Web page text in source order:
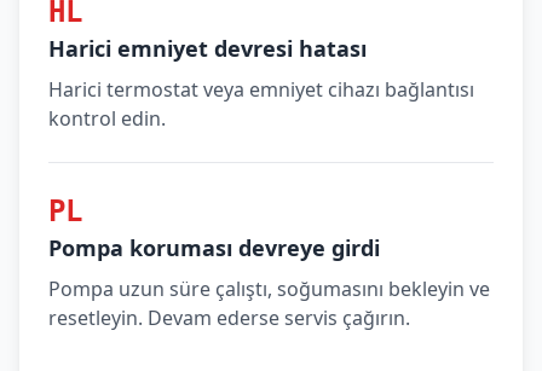
HL
Harici emniyet devresi hatası
Harici termostat veya emniyet cihazı bağlantısı
kontrol edin.
PL
Pompa koruması devreye girdi
Pompa uzun süre çalıştı, soğumasını bekleyin ve
resetleyin. Devam ederse servis çağırın.